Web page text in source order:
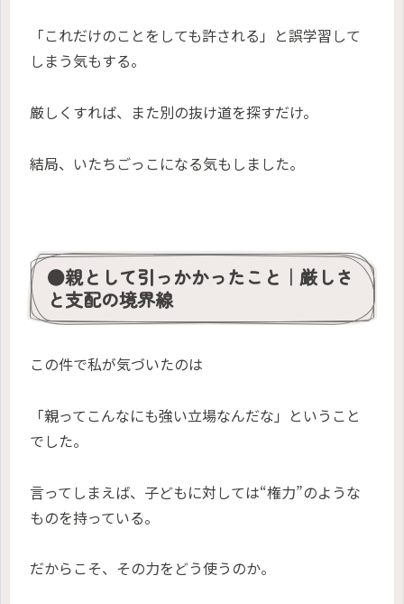
「これだけのことをしても許される」と誤学習して
しまう気もする。
厳しくすれば、また別の抜け道を探すだけ。
結局、いたちごっこになる気もしました。
●親として引っかかったこと｜厳しさ
と支配の境界線
この件で私が気づいたのは
「親ってこんなにも強い立場なんだな」ということ
でした。
言ってしまえば、子どもに対しては“権力”のような
ものを持っている。
だからこそ、その力をどう使うのか。